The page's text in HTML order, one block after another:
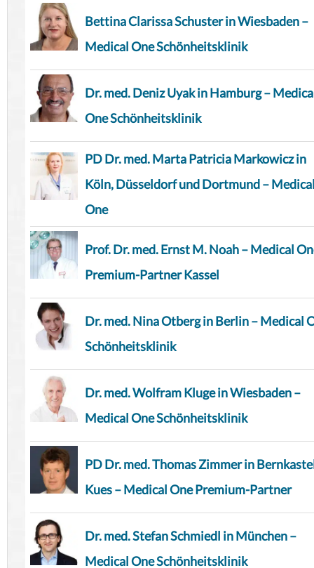
Bettina Clarissa Schuster in Wiesbaden –
Medical One Schönheitsklinik
Dr. med. Deniz Uyak in Hamburg –
One Schönheitsklinik
PD Dr. med. Marta Patricia Markowicz in
Köln, Düsseldorf und Dortmund –
One
Prof. Dr. med. Ernst M. Noah – Medical
Premium-Partner Kassel
Dr. med. Nina Otberg in Berlin – Medical
Schönheitsklinik
Dr. med. Wolfram Kluge in Wiesbaden –
Medical One Schönheitsklinik
PD Dr. med. Thomas Zimmer in
Kues – Medical One Premium-Partner
Dr. med. Stefan Schmiedl in München –
Medical One Schönheitsklinik